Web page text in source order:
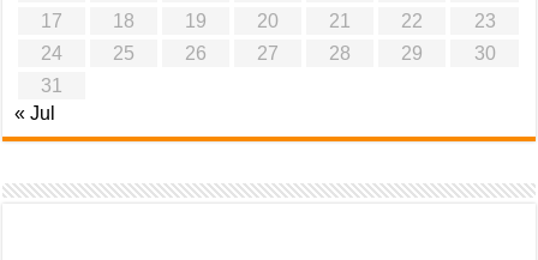
17
18 19 20 21 22
23
24
25 26 27 28 29
30
31
« Jul